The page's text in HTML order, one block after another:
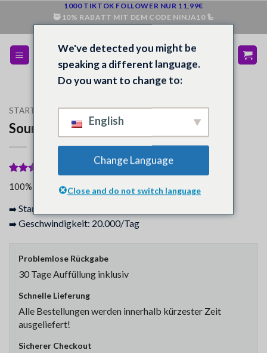
springen
1000 TIKTOK FOLLOWER NUR 11,99€
🥷 10% RABATT MIT DEM CODE NINJA10 🦾
STARTSEITE / SHOP / SOUNDCLOUD
Soundcloud Plays
Bewertet
mit5von
auf
3
Kundenbewertungen
100% der Käufer gaben an, sie seien zufrieden.
➡️Start: Sofort – 12 Stunden
➡️Geschwindigkeit: 20.000/Tag
Problemlose Rückgabe
30 Tage Auffüllung inklusiv
Schnelle Lieferung
Alle Bestellungen werden innerhalb kürzester Zeit
ausgeliefert!
Sicherer Checkout
We've detected you might be
speaking a different language.
Do you want to change to:
English
Change Language
Close and do not switch language